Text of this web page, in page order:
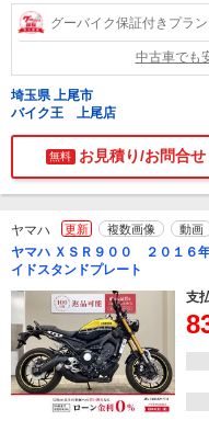
グーバイク保証付きプラン
中古車でも
埼玉県 上尾市
バイク王 上尾店
無料 お見積り/お問合せ
ヤマハ 更新 複数画像 動画
ヤマハ ＸＳＲ９００ ２０１６
イドスタンドプレート
支